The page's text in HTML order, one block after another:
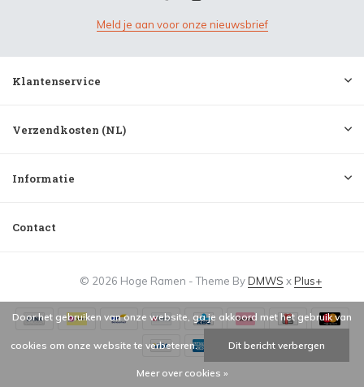
Meld je aan voor onze nieuwsbrief
Klantenservice
Verzendkosten (NL)
Informatie
Contact
© 2026 Hoge Ramen - Theme ByDMWS xPlus+
Door het gebruiken van onze website, ga je akkoord met het gebruik van
cookies om onze website te verbeteren. Dit bericht verbergen
Meer over cookies »